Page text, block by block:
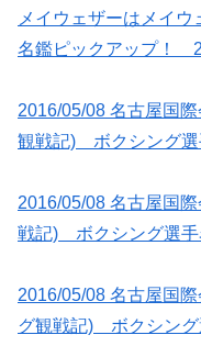
メイウェザーはメイ
名鑑ピックアップ！
2016/05/08 名古屋国
観戦記) ボクシング選
2016/05/08 名古屋国
戦記) ボクシング選手
2016/05/08 名古屋国
グ観戦記) ボクシング